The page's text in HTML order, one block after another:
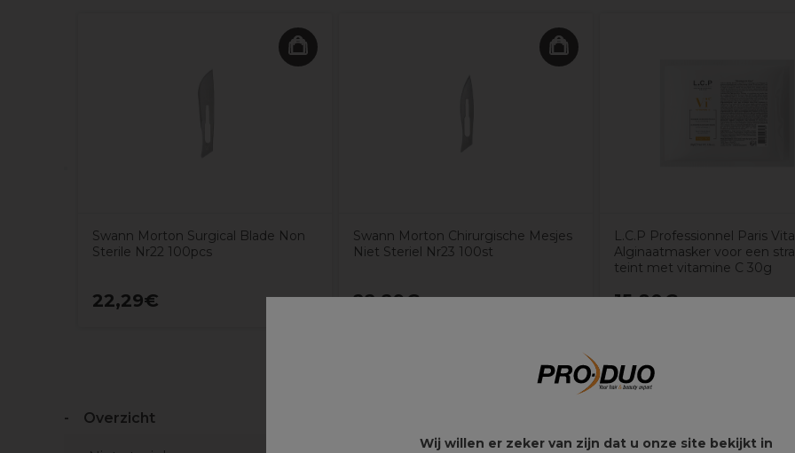
Swann Morton Surgical Blade Non
Sterile Nr22 100pcs
22,29€
Swann Morton Chirurgische Mesjes
Niet Steriel Nr23 100st
22,29€
L.C.P Professionnel Paris
Alginaatmasker voor een
teint met vitamine C 30g
15,80€
Overzicht
Wij willen er zeker van zijn dat u onze site bekijkt in